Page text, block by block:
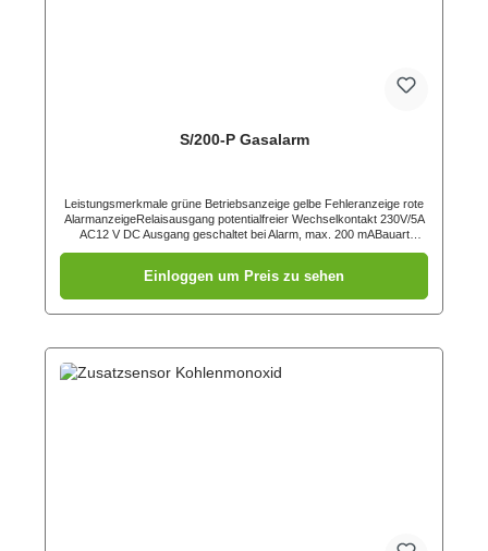
S/200-P Gasalarm
Leistungsmerkmale grüne Betriebsanzeige gelbe Fehleranzeige rote
AlarmanzeigeRelaisausgang potentialfreier Wechselkontakt 230V/5A
AC12 V DC Ausgang geschaltet bei Alarm, max. 200 mABauart
Einloggen um Preis zu sehen